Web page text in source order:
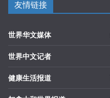
友情链接
世界华文媒体
世界中文记者
健康生活报道